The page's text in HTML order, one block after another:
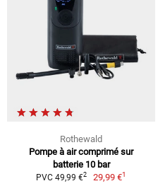
Rothewald
Pompe à air comprimé sur
batterie 10 bar
PVC 49,99 €2 29,99 €1